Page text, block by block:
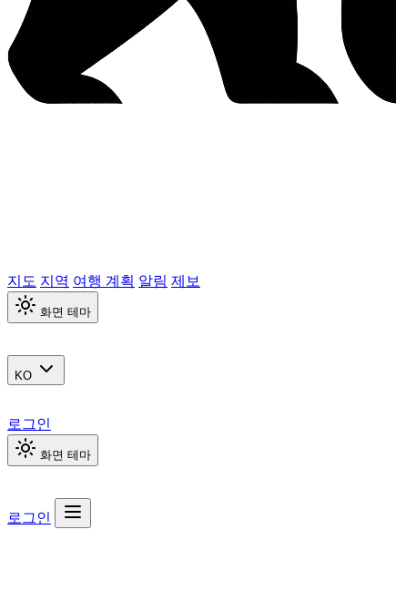
지도 지역 여행 계획 알림 제보
화면 테마
KO
로그인
화면 테마
로그인